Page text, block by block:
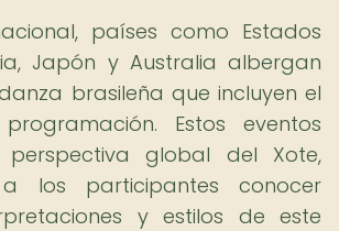
países como Estados
Japón y Australia albergan
brasileña que incluyen el
Estos eventos
global del Xote,
a los participantes conocer
y estilos de este